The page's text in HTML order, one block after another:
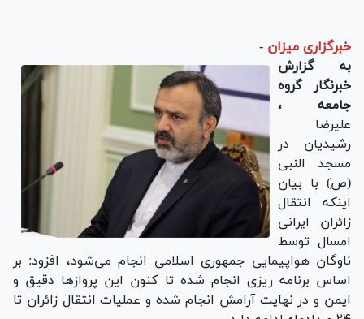
خبرگزاری میزان -
به گزارش
خبرنگار گروه
جامعه ،
علیرضا
رشیدیان در
مسجد النبی
(ص) با بیان
اینکه انتقال
زائران ایرانی
امسال توسط
ناوگان هواپیمایی جمهوری اسلامی انجام می‌شود، افزود: بر
اساس برنامه ریزی انجام شده تا کنون این پرواز‌ها دقیق و
ایمن و در نهایت آرامش انجام شده و عملیات انتقال زائران تا